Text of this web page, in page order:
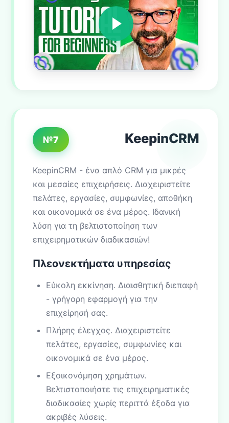
№7 KeepinCRM
KeepinCRM - ένα απλό CRM για μικρές
και μεσαίες επιχειρήσεις. Διαχειριστείτε
πελάτες, εργασίες, συμφωνίες, αποθήκη
και οικονομικά σε ένα μέρος. Ιδανική
λύση για τη βελτιστοποίηση των
επιχειρηματικών διαδικασιών!
Πλεονεκτήματα υπηρεσίας
Εύκολη εκκίνηση. Διαισθητική διεπαφή
- γρήγορη εφαρμογή για την
επιχείρησή σας.
Πλήρης έλεγχος. Διαχειριστείτε
πελάτες, εργασίες, συμφωνίες και
οικονομικά σε ένα μέρος.
Εξοικονόμηση χρημάτων.
Βελτιστοποιήστε τις επιχειρηματικές
διαδικασίες χωρίς περιττά έξοδα για
ακριβές λύσεις.